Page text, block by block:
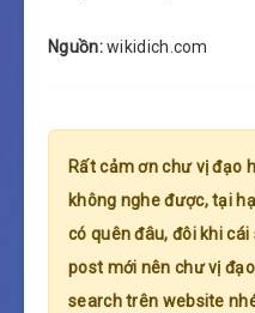
Nguồn:wikidich.com
Rất cảm ơn chư vị đạo
không nghe được, tại
có quên đâu, đôi khi
post mới nên chư vị
search trên website